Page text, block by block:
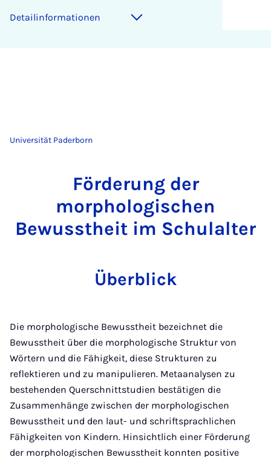
Detailinformationen
Universität Paderborn
Förderung der
morphologischen
Bewusstheit im Schulalter
Überblick
Die morphologische Bewusstheit bezeichnet die
Bewusstheit über die morphologische Struktur von
Wörtern und die Fähigkeit, diese Strukturen zu
reflektieren und zu manipulieren. Metaanalysen zu
bestehenden Querschnittstudien bestätigen die
Zusammenhänge zwischen der morphologischen
Bewusstheit und den laut- und schriftsprachlichen
Fähigkeiten von Kindern. Hinsichtlich einer Förderung
der morphologischen Bewusstheit konnten positive